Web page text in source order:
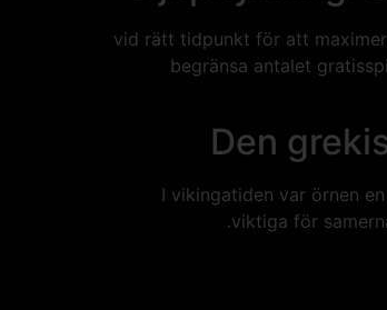
vid rätt tidpunkt för att
begränsa antalet
Den
I vikingatiden var örnen
viktiga för